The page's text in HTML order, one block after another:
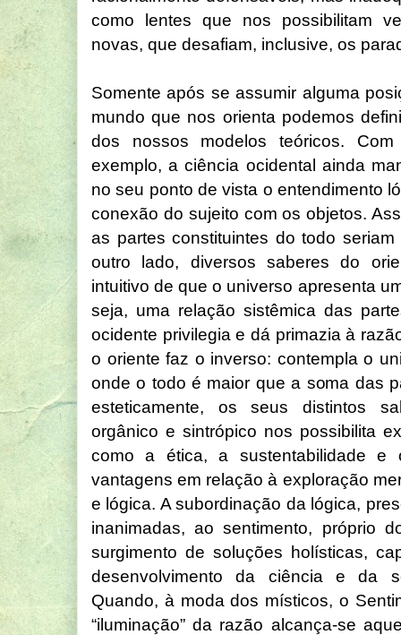
como lentes que nos possibilitam
novas, que desafiam, inclusive, os
Somente após se assumir alguma
mundo que nos orienta podemos
dos nossos modelos teóricos.
exemplo, a ciência ocidental ainda
no seu ponto de vista o entendimento
conexão do sujeito com os objetos.
as partes constituintes do todo
outro lado, diversos saberes do
intuitivo de que o universo apresenta
seja, uma relação sistêmica das
ocidente privilegia e dá primazia à
o oriente faz o inverso: contempla o
onde o todo é maior que a soma das
esteticamente, os seus distintos
orgânico e sintrópico nos possibilita
como a ética, a sustentabilidade e
vantagens em relação à exploração
e lógica. A subordinação da lógica,
inanimadas, ao sentimento, próprio
surgimento de soluções holísticas,
desenvolvimento da ciência e da
Quando, à moda dos místicos, o
“iluminação” da razão alcança-se